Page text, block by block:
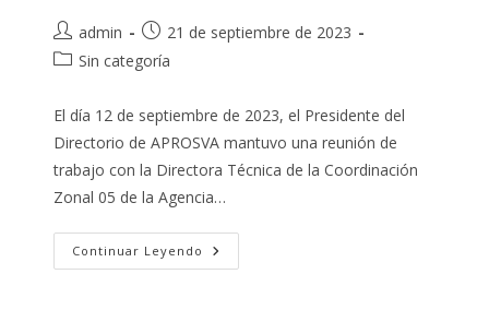
Autor
de
admin
Publicación
de
la
21 de septiembre de 2023
Categoría
la
entrada:
Sin categoría
El día 12 de septiembre de 2023, el Presidente del
Directorio de APROSVA mantuvo una reunión de
trabajo con la Directora Técnica de la Coordinación
Zonal 05 de la Agencia…
Continuar Leyendo Reunión
De